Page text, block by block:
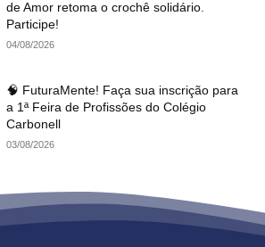
de Amor retoma o crochê solidário.
Participe!
04/08/2026
🧠 FuturaMente! Faça sua inscrição para
a 1ª Feira de Profissões do Colégio
Carbonell
03/08/2026